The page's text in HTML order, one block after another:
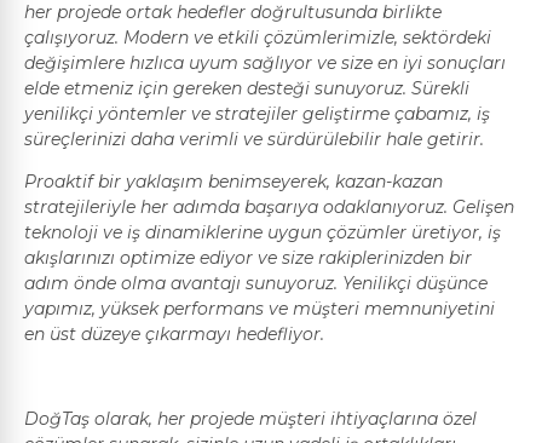
her projede ortak hedefler doğrultusunda birlikte
çalışıyoruz. Modern ve etkili çözümlerimizle, sektördeki
değişimlere hızlıca uyum sağlıyor ve size en iyi sonuçları
elde etmeniz için gereken desteği sunuyoruz. Sürekli
yenilikçi yöntemler ve stratejiler geliştirme çabamız, iş
süreçlerinizi daha verimli ve sürdürülebilir hale getirir.
Proaktif bir yaklaşım benimseyerek, kazan-kazan
stratejileriyle her adımda başarıya odaklanıyoruz. Gelişen
teknoloji ve iş dinamiklerine uygun çözümler üretiyor, iş
akışlarınızı optimize ediyor ve size rakiplerinizden bir
adım önde olma avantajı sunuyoruz. Yenilikçi düşünce
yapımız, yüksek performans ve müşteri memnuniyetini
en üst düzeye çıkarmayı hedefliyor.
DoğTaş olarak, her projede müşteri ihtiyaçlarına özel